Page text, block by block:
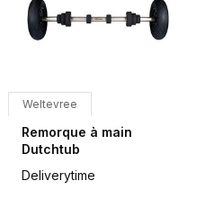
Weltevree
Remorque à main
Dutchtub
Deliverytime